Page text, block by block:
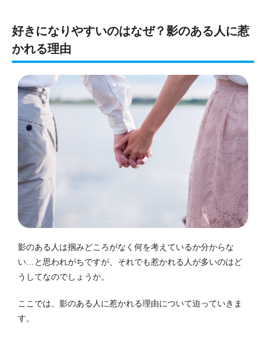
好きになりやすいのはなぜ？影のある人に惹
かれる理由
影のある人は掴みどころがなく何を考えているか分からな
い…と思われがちですが、それでも惹かれる人が多いのはど
うしてなのでしょうか。
ここでは、影のある人に惹かれる理由について迫っていきま
す。